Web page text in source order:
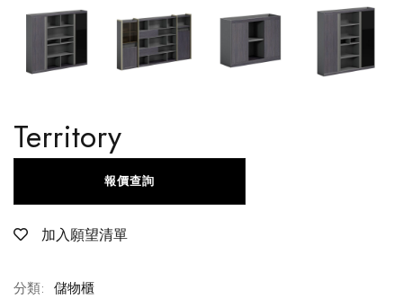
Territory
加入願望清單
報價查詢
分類: 儲物櫃